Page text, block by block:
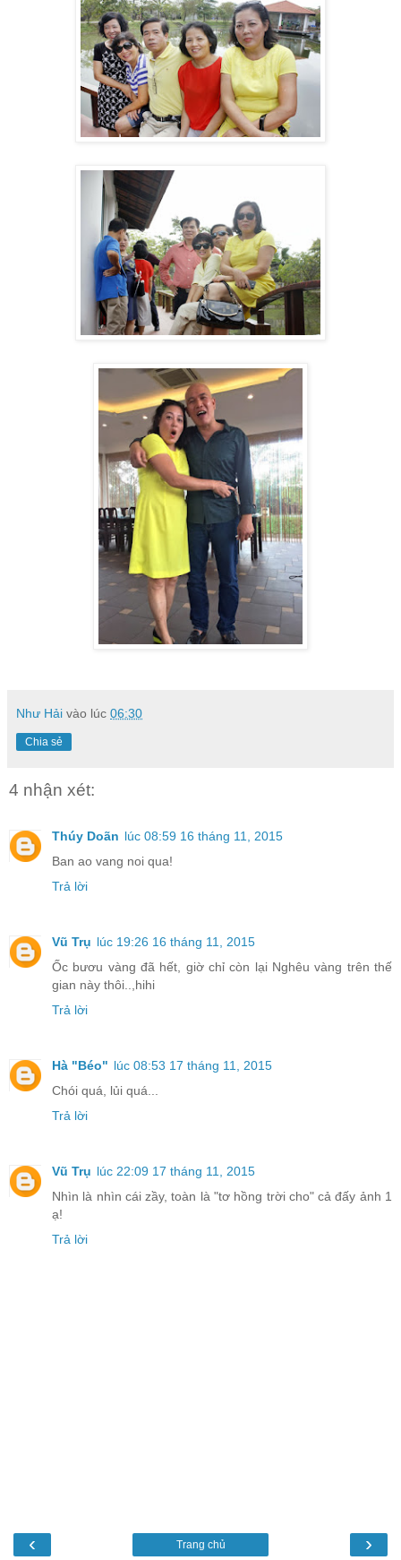
Như Hải vào lúc 06:30
Chia sẻ
4 nhận xét:
Thúy Doãn lúc 08:59 16 tháng 11, 2015
Ban ao vang noi qua!
Trả lời
Vũ Trụ lúc 19:26 16 tháng 11, 2015
Ốc bươu vàng đã hết, giờ chỉ còn lại Nghêu vàng trên thế
gian này thôi..,hihi
Trả lời
Hà "Béo" lúc 08:53 17 tháng 11, 2015
Chói quá, lủi quá...
Trả lời
Vũ Trụ lúc 22:09 17 tháng 11, 2015
Nhìn là nhìn cái zầy, toàn là "tơ hồng trời cho" cả đấy ảnh 1
ạ!
Trả lời
‹ ›
Trang chủ